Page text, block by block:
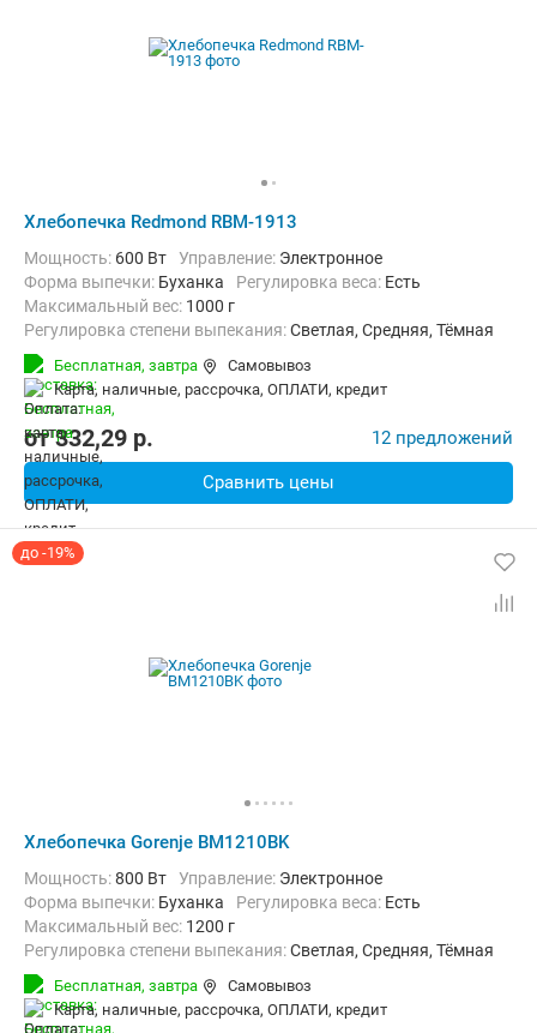
Хлебопечка Redmond RBM-1913
Мощность: 600 Вт Управление: Электронное
Форма выпечки: Буханка регулировка веса: Есть
максимальный вес: 1000 г
Регулировка степени выпекания:Светлая, Средняя, Тёмная
Количество рецептов:
Дополнительные функции:
Материал корпуса: Пластик 4.3 кг
Бесплатная, завтра
Самовывоз
карта, наличные, рассрочка, ОПЛАТИ, кредит
от332,29 p. 12 предложений
Сравнить цены
до -19%
Хлебопечка Gorenje BM1210BK
Мощность:800 Вт Управление: Электронное
Форма выпечки: Буханка регулировка веса: Есть
максимальный вес: 1200 г
Регулировка степени выпекания:Светлая, Средняя, Тёмная
Количество рецептов:
Дополнительные функции:
Материал корпуса: Пластик 6.1 кг
Бесплатная, завтра
Самовывоз
карта, наличные, рассрочка, ОПЛАТИ, кредит